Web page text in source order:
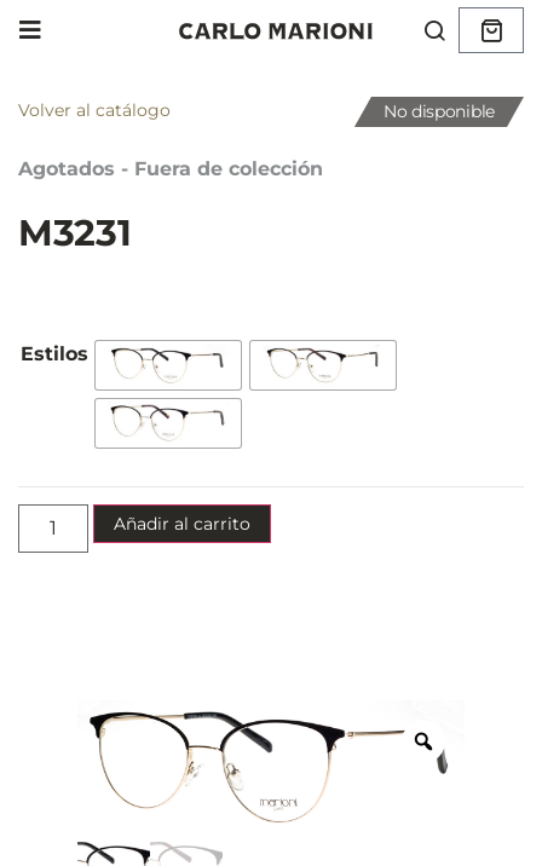
Volver al catálogo
Agotados - Fuera de colección
M3231
No disponible
Añadir al carrito